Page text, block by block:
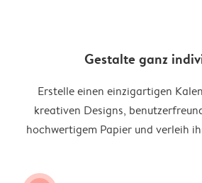
Gestalte ganz
Erstelle einen einzigartigen
kreativen Designs,
hochwertigem Papier und verleih